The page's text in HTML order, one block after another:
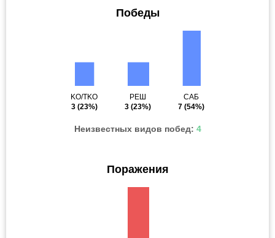
Победы
KO/TKO
3(23%)
РЕШ
3 (23%)
САБ
7 (54%)
Неизвестных видов побед: 4
Поражения